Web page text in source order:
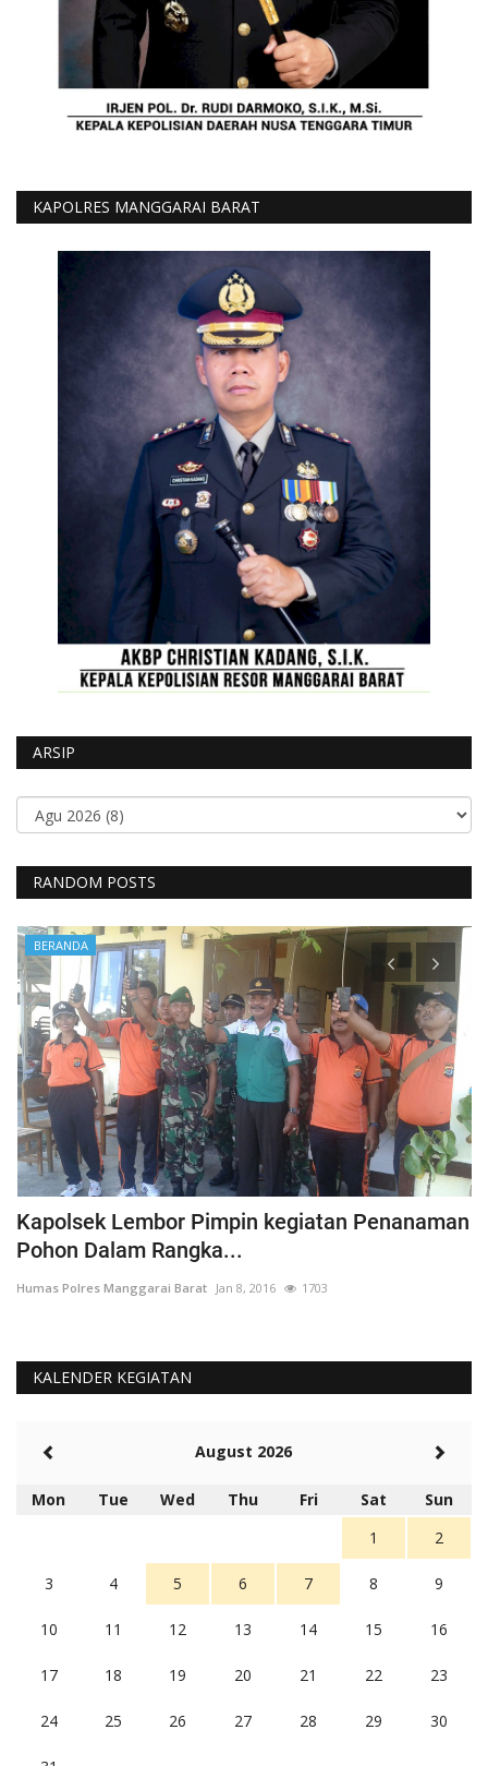
KAPOLRES MANGGARAI BARAT
ARSIP
RANDOM POSTS
BERANDA
Kapolsek Lembor Pimpin kegiatan Penanaman
Pohon Dalam Rangka...
Humas Polres Manggarai Barat Jan 8, 2016 1703
KALENDER KEGIATAN
August 2026
Mon Tue Wed Thu Fri Sat
Sun
1
2
3 4 5 6 7 8 9
10 11 12 13 14 15 16
17 18 19 20 21 22 23
24 25 26 27 28 29 30